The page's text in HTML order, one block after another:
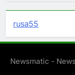
rusa55
Newsmatic -